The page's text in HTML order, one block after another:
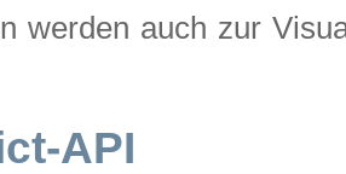
werden auch zur
API